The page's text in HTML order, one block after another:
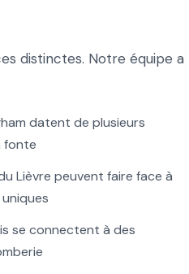
distinctes. Notre équipe a
datent de plusieurs
fonte
Lièvre peuvent faire face à
se connectent à des